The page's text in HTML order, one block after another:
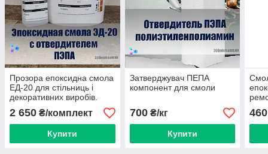
Прозора епоксидна смола
ЕД-20 для стільниць і
декоративних виробів.
2 650 ₴/комплект
Купити
Затверджувач ПЕПА
компонент для смоли
700₴/кг
Купити
460